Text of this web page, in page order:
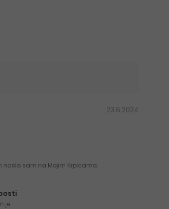
23.6.2024
nasla sam na Mojim Krpicama.
je